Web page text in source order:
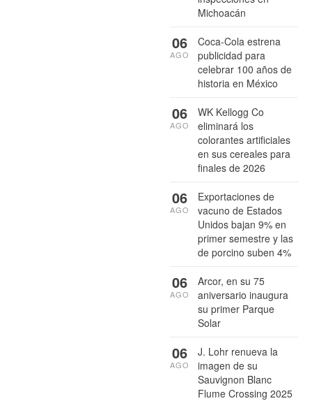
Michoacán
Coca-Cola estrena
publicidad para
celebrar 100 años de
historia en México
06
AGO
WK Kellogg Co
eliminará los
colorantes artificiales
en sus cereales para
finales de 2026
06
AGO
Exportaciones de
vacuno de Estados
Unidos bajan 9% en
primer semestre y las
de porcino suben 4%
06
AGO
Arcor, en su 75
aniversario inaugura
su primer Parque
Solar
06
AGO
J. Lohr renueva la
imagen de su
Sauvignon Blanc
Flume Crossing 2025
06
AGO